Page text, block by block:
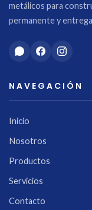
metálicos para
permanente y
NAVEGACIÓN
Inicio
Nosotros
Productos
Servicios
Contacto